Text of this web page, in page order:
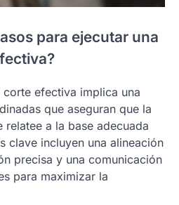
para ejecutar una
efectiva implica una
que aseguran que la
relatee a la base adecuada
clave incluyen una alineación
precisa y una comunicación
para maximizar la